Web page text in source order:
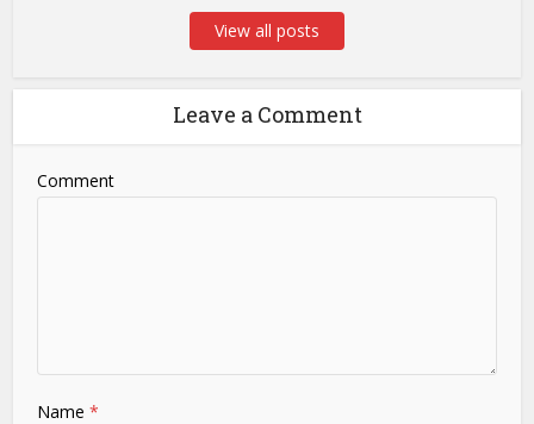
View all posts
Leave a Comment
Comment
Name*